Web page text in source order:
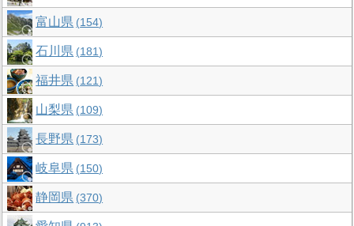
富山県 154
石川県 181
福井県 121
山梨県 109
長野県 173
岐阜県 150
静岡県 370